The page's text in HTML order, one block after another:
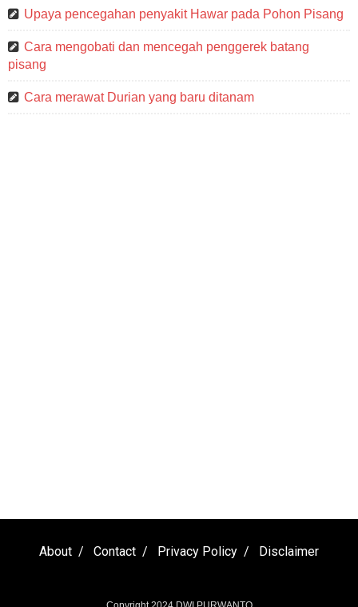
Upaya pencegahan penyakit Hawar pada Pohon Pisang
Cara mengobati dan mencegah penggerek batang
pisang
Cara merawat Durian yang baru ditanam
About Contact Privacy Policy Disclaimer